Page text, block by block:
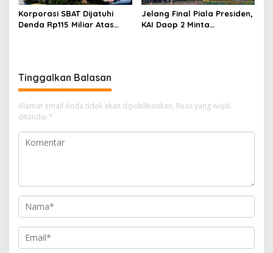
Korporasi SBAT Dijatuhi
Denda Rp115 Miliar Atas
Jelang Final Piala Presiden,
KAI Daop 2 Minta
Tinggalkan Balasan
Alamat email Anda tidak akan dipublikasikan. Ruas yang wajib
ditandai *